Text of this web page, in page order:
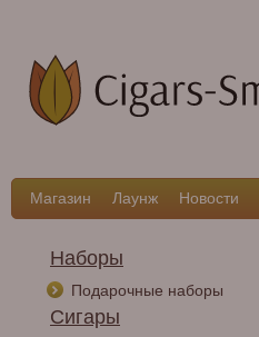
Магазин Лаунж Новости
Наборы
Подарочные наборы
Сигары